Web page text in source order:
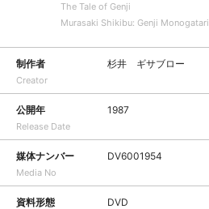
The Tale of Genji
Murasaki Shikibu: Genji Monogatari
制作者
Creator
杉井 ギサブロー
公開年
Release Date
1987
媒体ナンバー
Media No
DV6001954
資料形態 DVD